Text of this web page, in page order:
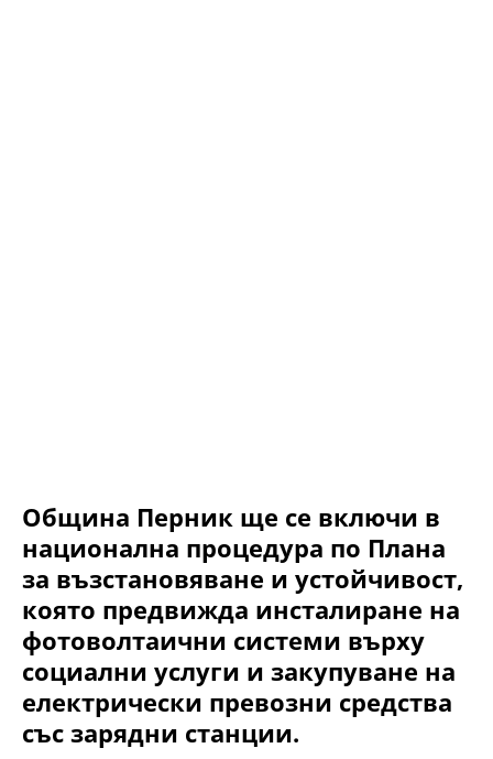
Община Перник ще се включи в
национална процедура по Плана
за възстановяване и устойчивост,
която предвижда инсталиране на
фотоволтаични системи върху
социални услуги и закупуване на
електрически превозни средства
със зарядни станции.